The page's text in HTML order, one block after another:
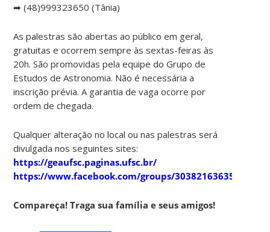
➡ (48)999323650 (Tânia)
As palestras são abertas ao público em geral,
gratuitas e ocorrem sempre às sextas-feiras às
20h. São promovidas pela equipe do Grupo de
Estudos de Astronomia. Não é necessária a
inscrição prévia. A garantia de vaga ocorre por
ordem de chegada.
Qualquer alteração no local ou nas palestras será
divulgada nos seguintes sites:
https://geaufsc.paginas.ufsc.br/
https://www.facebook.com/groups/303821636357910
Compareça! Traga sua família e seus amigos!